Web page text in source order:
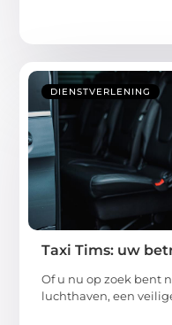
DIENSTVERLENING
Taxi Tims: uw
Of u nu op zoek bent
luchthaven, een